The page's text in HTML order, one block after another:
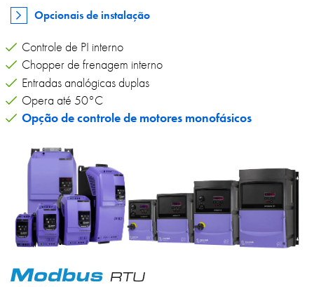
Opcionais de instalação
Controle de PI interno
Chopper de frenagem interno
Entradas analógicas duplas
Opera até 50°C
Opção de controle de motores monofásicos